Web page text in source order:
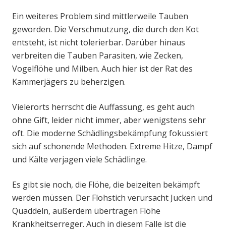
Ein weiteres Problem sind mittlerweile Tauben
geworden. Die Verschmutzung, die durch den Kot
entsteht, ist nicht tolerierbar. Darüber hinaus
verbreiten die Tauben Parasiten, wie Zecken,
Vogelflöhe und Milben. Auch hier ist der Rat des
Kammerjägers zu beherzigen.
Vielerorts herrscht die Auffassung, es geht auch
ohne Gift, leider nicht immer, aber wenigstens sehr
oft. Die moderne Schädlingsbekämpfung fokussiert
sich auf schonende Methoden. Extreme Hitze, Dampf
und Kälte verjagen viele Schädlinge.
Es gibt sie noch, die Flöhe, die beizeiten bekämpft
werden müssen. Der Flohstich verursacht Jucken und
Quaddeln, außerdem übertragen Flöhe
Krankheitserreger. Auch in diesem Falle ist die